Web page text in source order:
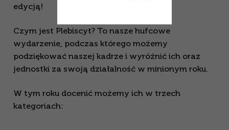
edycją!
Czym jest Plebiscyt? To nasze hufcowe
wydarzenie, podczas którego możemy
podziękować naszej kadrze i wyróżnić ich oraz
jednostki za swoją działalność w minionym roku.
W tym roku docenić możemy ich w trzech
kategoriach: